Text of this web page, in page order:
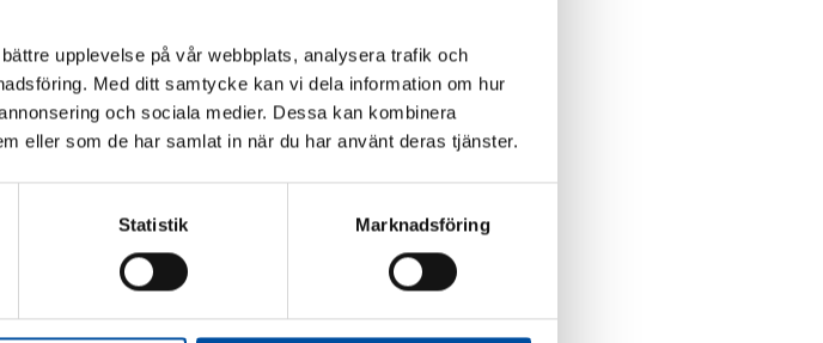
upplevelse på vår webbplats, analysera trafik och
Med ditt samtycke kan vi dela information om hur
och sociala medier. Dessa kan kombinera
eller som de har samlat in när du har använt deras tjänster.
Statistik Marknadsföring